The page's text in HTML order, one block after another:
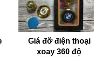
Giá đỡ điện thoại
xoay 360 độ